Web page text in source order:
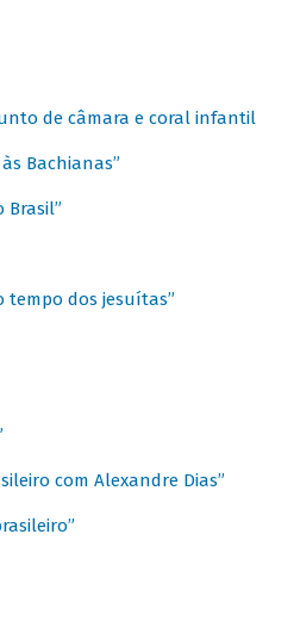
de câmara e coral infantil
Bachianas”
Brasil”
tempo dos jesuítas”
com Alexandre Dias”